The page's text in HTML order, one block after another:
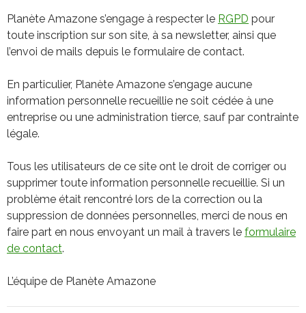
Planète Amazone s’engage à respecter le RGPD pour
toute inscription sur son site, à sa newsletter, ainsi que
l’envoi de mails depuis le formulaire de contact.
En particulier, Planète Amazone s’engage aucune
information personnelle recueillie ne soit cédée à une
entreprise ou une administration tierce, sauf par contrainte
légale.
Tous les utilisateurs de ce site ont le droit de corriger ou
supprimer toute information personnelle recueillie. Si un
problème était rencontré lors de la correction ou la
suppression de données personnelles, merci de nous en
faire part en nous envoyant un mail à travers le formulaire
de contact.
L’équipe de Planète Amazone